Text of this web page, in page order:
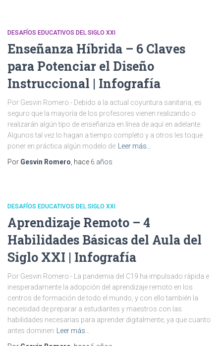
DESAFÍOS EDUCATIVOS DEL SIGLO XXI
Enseñanza Híbrida – 6 Claves
para Potenciar el Diseño
Instruccional | Infografía
Por Gesvin Romero.- Debido a la actual coyuntura sanitaria, es
seguro que la mayoría de los profesores vienen realizando o
realizarán algún tipo de enseñanza en línea de aquí en adelante.
Algunos tal vez lo hagan a tiempo completo y a otros les toque
poner en práctica algún modelo de
Leer más…
Por Gesvin Romero , hace 6 años
DESAFÍOS EDUCATIVOS DEL SIGLO XXI
Aprendizaje Remoto – 4
Habilidades Básicas del Aula del
Siglo XXI | Infografía
Por Gesvin Romero.- La pandemia del C19 ha impulsado rápida e
inesperadamente la adopción del aprendizaje remoto en los
centros de formación de todo el mundo, y con ello también la
necesidad de preparar a estudiantes y maestros con las
habilidades necesarias para aprender digitalmente; ya que cuanto
antes dominen
Leer más…